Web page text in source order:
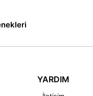
YARDIM